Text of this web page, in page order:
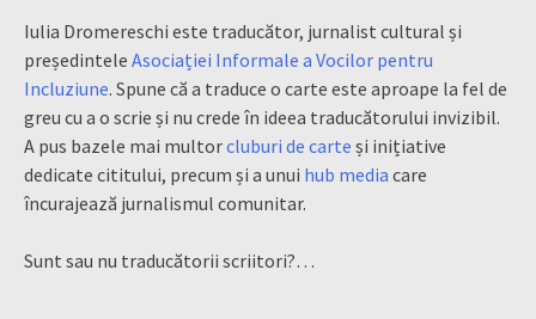
Iulia Dromereschi este traducător, jurnalist cultural și
președintele Asociației Informale a Vocilor pentru
Incluziune. Spune că a traduce o carte este aproape la fel de
greu cu a o scrie și nu crede în ideea traducătorului invizibil.
A pus bazele mai multorcluburi de carte și inițiative
dedicate cititului, precum și a unui hub media care
încurajează jurnalismul comunitar.
Sunt sau nu traducătorii scriitori?…